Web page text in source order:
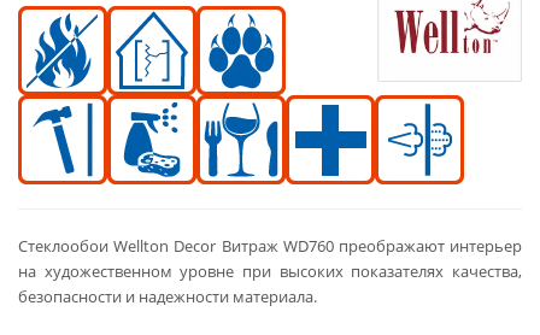
Стеклообои Wellton Decor Витраж WD760 преображают интерьер
на художественном уровне при высоких показателях качества,
безопасности и надежности материала.